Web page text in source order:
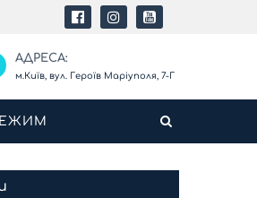
АДРЕСА:
м.Київ, вул. Героїв Маріуполя, 7-Г